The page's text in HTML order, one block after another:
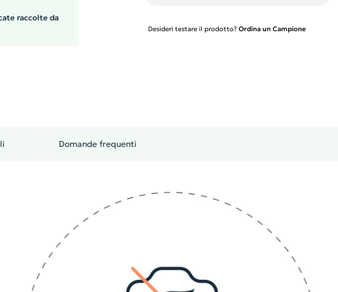
raccolte da
Desideri testare il prodotto? Ordina un Campione
Domande frequenti